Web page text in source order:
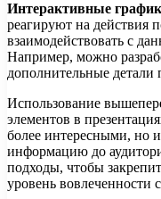
Интерактивные
реагируют на действия
взаимодействовать с
Например, можно
дополнительные детали
Использование
элементов в
более интересными, но
информацию до
подходы, чтобы
уровень вовлеченности